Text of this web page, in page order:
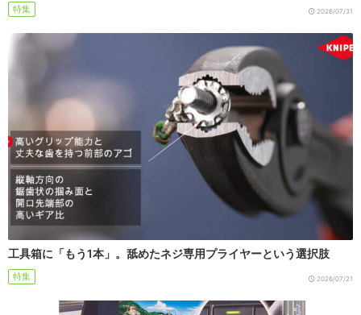
特集 2026/07/31
工具箱に「もう1本」。舐めたネジ専用プライヤーという選択肢
特集 2026/07/21